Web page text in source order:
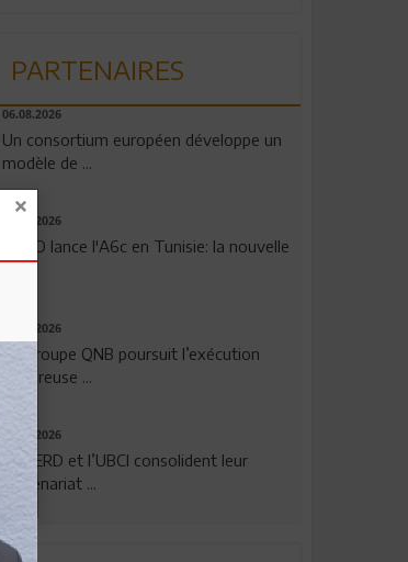
PARTENAIRES
06.08.2026
Un consortium européen développe un
modèle de ...
04.08.2026
OPPO lance l'A6c en Tunisie: la nouvelle
...
29.07.2026
Le Groupe QNB poursuit l’exécution
rigoureuse ...
24.07.2026
La BERD et l’UBCI consolident leur
partenariat ...